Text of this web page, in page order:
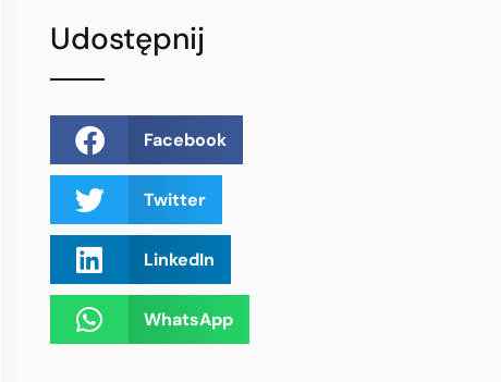
Udostępnij
Facebook
Twitter
LinkedIn
WhatsApp